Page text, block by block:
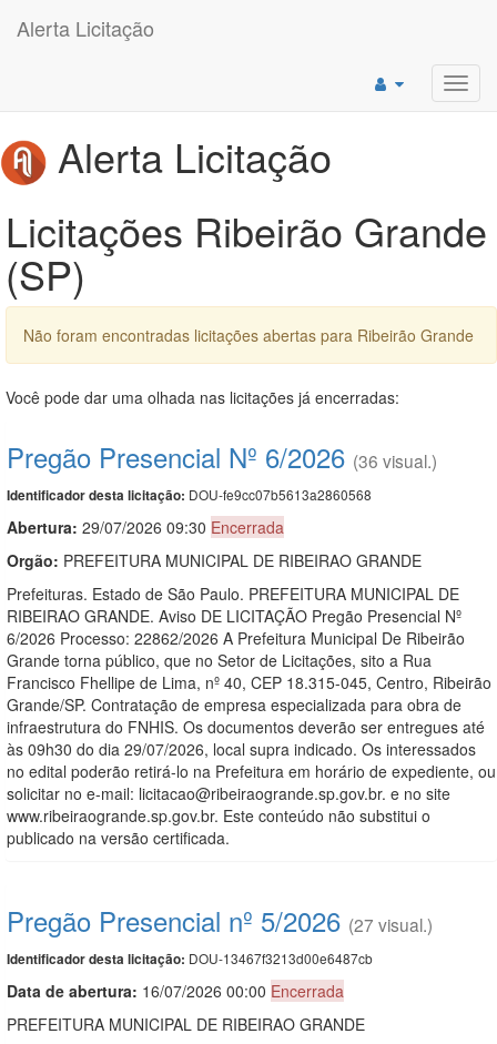
Alerta Licitação
Alerta Licitação
Licitações Ribeirão Grande
(SP)
Não foram encontradas licitações abertas para Ribeirão Grande
Você pode dar uma olhada nas licitações já encerradas:
Pregão Presencial Nº 6/2026 (36 visual.)
Identificador desta licitação: DOU-fe9cc07b5613a2860568
Abertura: 29/07/2026 09:30 Encerrada
Orgão: PREFEITURA MUNICIPAL DE RIBEIRAO GRANDE
Prefeituras. Estado de São Paulo. PREFEITURA MUNICIPAL DE
RIBEIRAO GRANDE. Aviso DE LICITAÇÃO Pregão Presencial Nº
6/2026 Processo: 22862/2026 A Prefeitura Municipal De Ribeirão
Grande torna público, que no Setor de Licitações, sito a Rua
Francisco Fhellipe de Lima, nº 40, CEP 18.315-045, Centro, Ribeirão
Grande/SP. Contratação de empresa especializada para obra de
infraestrutura do FNHIS. Os documentos deverão ser entregues até
às 09h30 do dia 29/07/2026, local supra indicado. Os interessados
no edital poderão retirá-lo na Prefeitura em horário de expediente, ou
solicitar no e-mail: licitacao@ribeiraogrande.sp.gov.br. e no site
www.ribeiraogrande.sp.gov.br. Este conteúdo não substitui o
publicado na versão certificada.
Pregão Presencial nº 5/2026 (27 visual.)
Identificador desta licitação: DOU-13467f3213d00e6487cb
Data de abertura: 16/07/2026 00:00 Encerrada
PREFEITURA MUNICIPAL DE RIBEIRAO GRANDE